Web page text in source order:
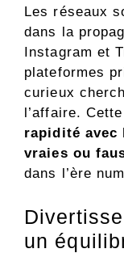
Les réseaux
dans la
Instagram et
plateformes
curieux
l’affaire.
rapidité avec
vraies ou
dans l’ère
un